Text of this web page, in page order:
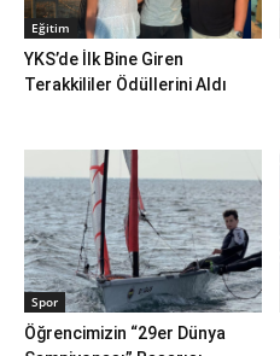
Eğitim
YKS’de İlk Bine Giren
Terakkililer Ödüllerini Aldı
Spor
Öğrencimizin “29er Dünya